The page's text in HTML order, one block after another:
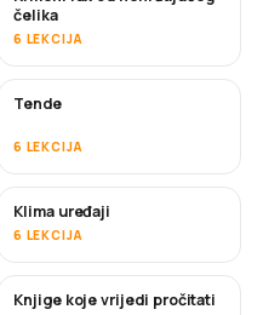
čelika
6 LEKCIJA
Tende
6 LEKCIJA
USKORO
Klima uređaji
6 LEKCIJA
USKORO
Knjige koje vrijedi pročitati